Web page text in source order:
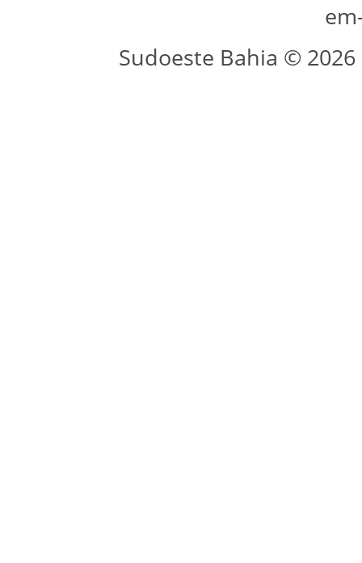
Sudoeste Bahia ©